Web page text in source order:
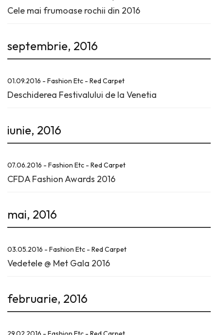
Cele mai frumoase rochii din 2016
septembrie, 2016
01.09.2016 - Fashion Etc - Red Carpet
Deschiderea Festivalului de la Venetia
iunie, 2016
07.06.2016 - Fashion Etc - Red Carpet
CFDA Fashion Awards 2016
mai, 2016
03.05.2016 - Fashion Etc - Red Carpet
Vedetele @ Met Gala 2016
februarie, 2016